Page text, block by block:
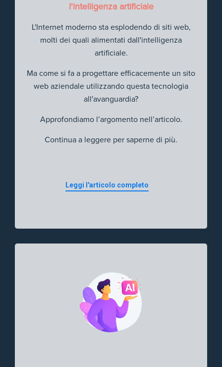
l'intelligenza artificiale
L'Internet moderno sta esplodendo di siti web,
molti dei quali alimentati dall'intelligenza
artificiale.
Ma come si fa a progettare efficacemente un sito
web aziendale utilizzando questa tecnologia
all'avanguardia?
Approfondiamo l’argomento nell’articolo.
Continua a leggere per saperne di più.
Leggi l'articolo completo